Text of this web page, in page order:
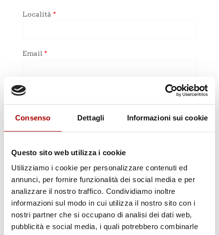
Consenso Dettagli Informazioni sui cookie
Questo sito web utilizza i cookie
Utilizziamo i cookie per personalizzare contenuti ed
annunci, per fornire funzionalità dei social media e per
analizzare il nostro traffico. Condividiamo inoltre
informazioni sul modo in cui utilizza il nostro sito con i
nostri partner che si occupano di analisi dei dati web,
pubblicità e social media, i quali potrebbero combinarle
Località *
Email *
Telefono
Note*
o
l
Acconsento Non acconsento
a ricevere via email comunicazioni di carattere